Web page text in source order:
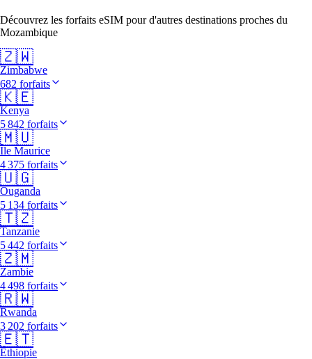
Découvrez les forfaits eSIM pour d'autres destinations proches du
Mozambique
🇿🇼
Zimbabwe
682 forfaits
🇰🇪
Kenya
5 842 forfaits
🇲🇺
Île Maurice
4 375 forfaits
🇺🇬
Ouganda
5 134 forfaits
🇹🇿
Tanzanie
5 442 forfaits
🇿🇲
Zambie
4 498 forfaits
🇷🇼
Rwanda
3 202 forfaits
🇪🇹
Éthiopie